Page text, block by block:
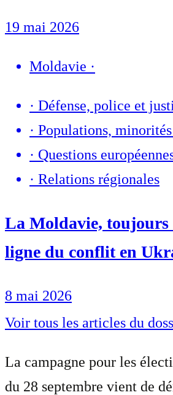
19 mai 2026
Moldavie ·
· Défense, police et
· Populations,
· Questions
· Relations régionales
La Moldavie, toujours
ligne du conflit en
8 mai 2026
Voir tous les articles du
La campagne pour les
du 28 septembre vient de